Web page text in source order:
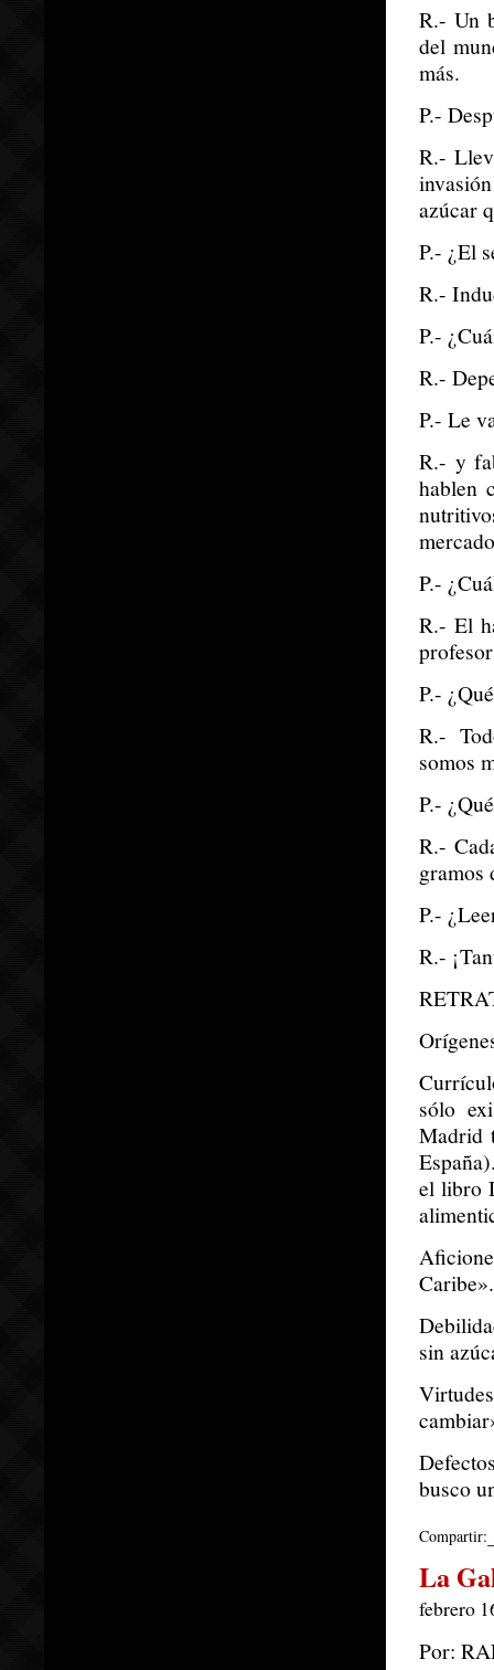
R.- Un
del
más.
P.-
R.-
azúcar
P.- ¿El
R.-
P.-
R.-
P.- Le
R.- y
hablen
P.-
R.- El
P.-
R.-
somos
P.-
R.-
gramos
P.-
R.-
sólo
Madrid
el libro
Caribe».
sin
busco
Compartir:
La
febrero
Por: